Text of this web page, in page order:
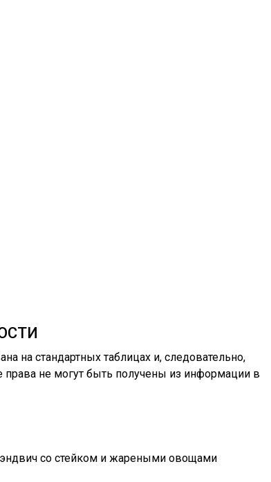
на стандартных таблицах и, следовательно,
права не могут быть получены из информации в
со стейком и жареными овощами